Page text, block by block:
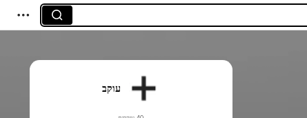
עוקב